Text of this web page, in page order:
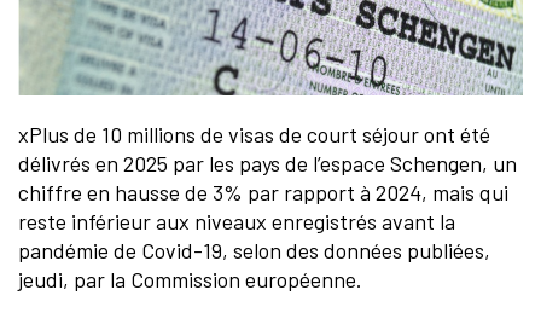
xPlus de 10 millions de visas de court séjour ont été
délivrés en 2025 par les pays de l’espace Schengen, un
chiffre en hausse de 3% par rapport à 2024, mais qui
reste inférieur aux niveaux enregistrés avant la
pandémie de Covid-19, selon des données publiées,
jeudi, par la Commission européenne.